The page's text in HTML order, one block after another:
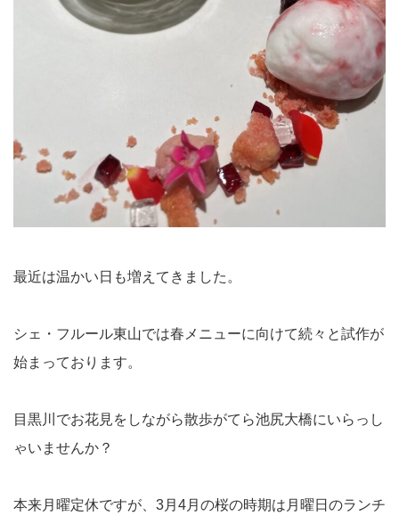
最近は温かい日も増えてきました。
シェ・フルール東山では春メニューに向けて続々と試作が
始まっております。
目黒川でお花見をしながら散歩がてら池尻大橋にいらっし
ゃいませんか？
本来月曜定休ですが、3月4月の桜の時期は月曜日のランチ